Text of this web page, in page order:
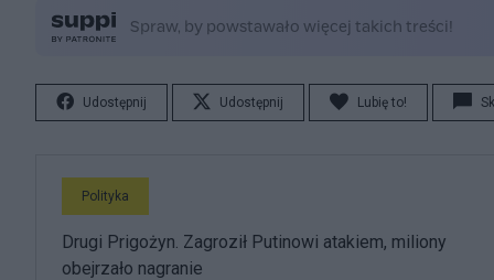
Udostępnij Udostępnij Lubię to!
Polityka
Drugi Prigożyn. Zagroził Putinowi atakiem, miliony
obejrzało nagranie